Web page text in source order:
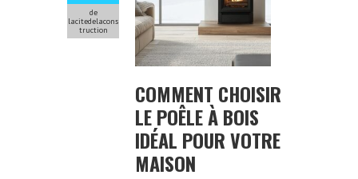
de
lacitedelacons
truction
COMMENT CHOISIR
LE POÊLE À BOIS
IDÉAL POUR VOTRE
MAISON